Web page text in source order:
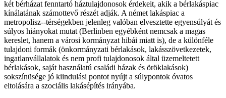
két bérházat fenntartó háztulajdonosok érdekeit, akik a bérlakáspiac
kínálatának számottevő részét adják. A német lakáspiac a
metropolisz-­‐térségekben jelenleg valóban elvesztette egyensúlyát és
súlyos hiányokat mutat (Berlinben egyébként nemcsak a magas
kereslet, hanem a városi kormányzat hibái miatt is), de a különféle
tulajdoni formák (önkormányzati bérlakások, lakásszövetkezetek,
ingatlanvállalatok és nem profi tulajdonosok által üzemeltetett
bérlakások, saját használatú családi házak és öröklakások)
sokszínüsége jó kiindulási pontot nyújt a súlypontok óvatos
eltolására a szociális lakásépítés irányába.